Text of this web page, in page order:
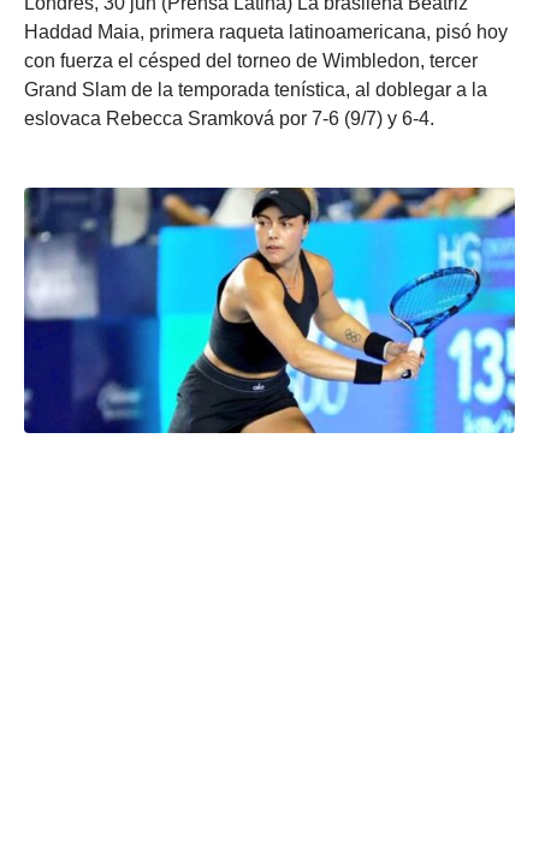
Haddad Maia, primera raqueta latinoamericana, pisó hoy
con fuerza el césped del torneo de Wimbledon, tercer
Grand Slam de la temporada tenística, al doblegar a la
eslovaca Rebecca Sramková por 7-6 (9/7) y 6-4.